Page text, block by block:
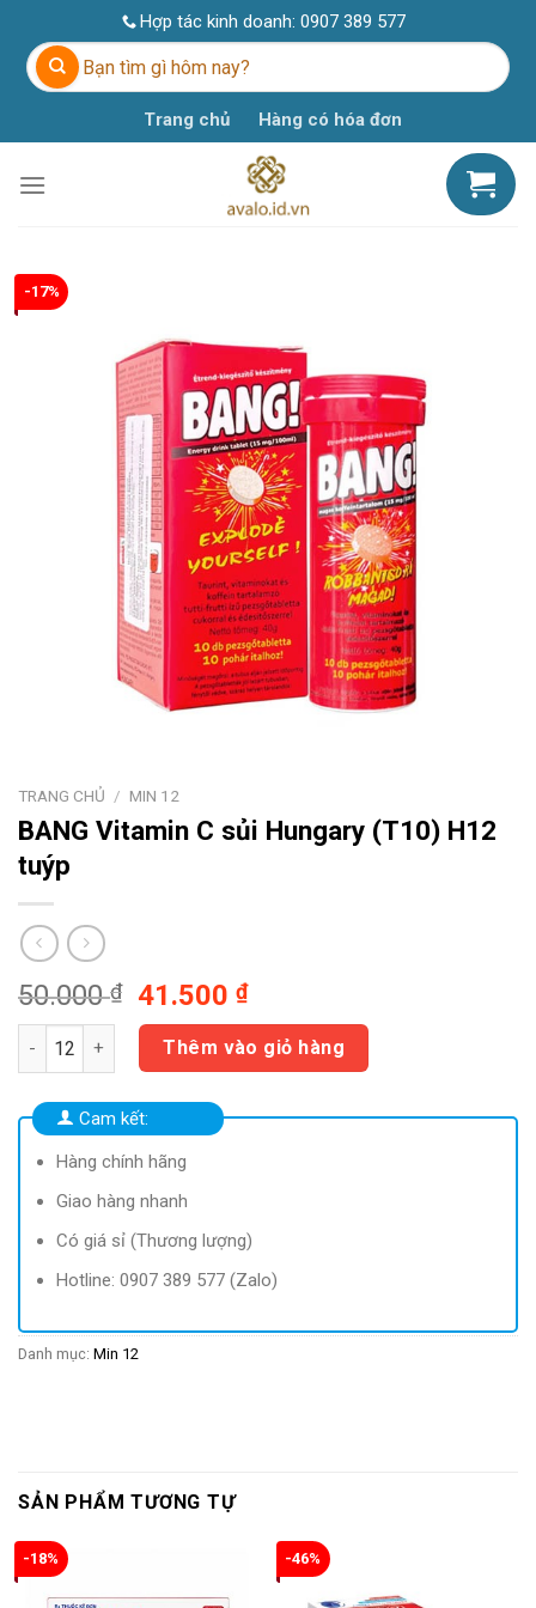
content
Hợp tác kinh doanh: 0907 389 577
Tìm
kiếm:
Trang chủ Hàng có hóa đơn
-17%
TRANG CHỦ / MIN 12
BANG Vitamin C sủi Hungary (T10) H12
tuýp
50.000₫
Giá
gốc
là:
50.000 ₫.
41.500₫Giá
hiện
tại
là:
41.500 ₫.
BANG Vitamin C sủi Hungary (T10) H12 tuýp số lượng
Thêm vào giỏ hàng
Cam kết:
Hàng chính hãng
Giao hàng nhanh
Có giá sỉ (Thương lượng)
Hotline: 0907 389 577 (Zalo)
Danh mục: Min 12
SẢN PHẨM TƯƠNG TỰ
-18% -46%